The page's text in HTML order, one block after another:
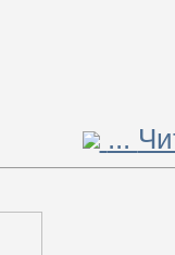
...